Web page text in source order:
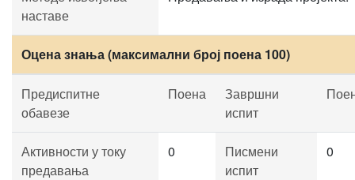
наставе
Оцена знања (максимални број поена 100)
Предиспитне
обавезе
Поена
Завршни
испит
Активности у току
предавања
0
Писмени
испит
0